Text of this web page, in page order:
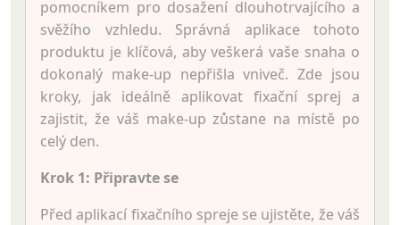
pomocníkem pro dosažení dlouhotrvajícího a
svěžího vzhledu. Správná aplikace tohoto
produktu je klíčová, aby veškerá vaše snaha o
dokonalý make-up nepřišla vniveč. Zde jsou
kroky, jak ideálně aplikovat fixační sprej a
zajistit, že váš make-up zůstane na místě po
celý den.
Krok 1: Připravte se
Před aplikací fixačního spreje se ujistěte, že váš